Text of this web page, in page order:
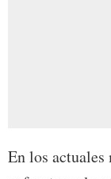
En los actuales